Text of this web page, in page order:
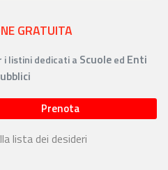
GRATUITA
i listini dedicati a Scuoleed Enti
Prenota
lista dei desideri